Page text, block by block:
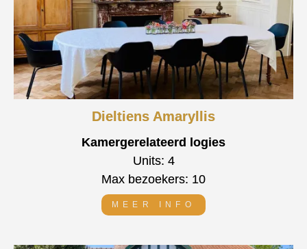
Dieltiens Amaryllis
Kamergerelateerd logies
Units: 4
Max bezoekers: 10
MEER INFO